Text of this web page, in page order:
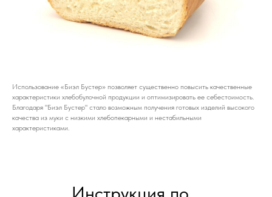
Использование «Биэл Бустер» позволяет существенно повысить качественные
характеристики хлебобулочной продукции и оптимизировать ее себестоимость.
Благодаря "Биэл Бустер" стало возможным получения готовых изделий высокого
качества из муки с низкими хлебопекарными и нестабильными
характеристиками.
Инструкция по